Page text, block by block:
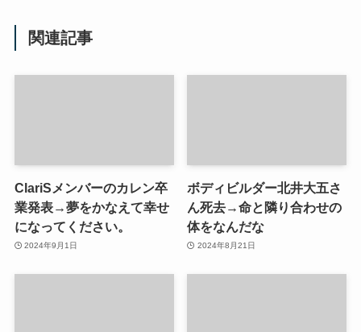
関連記事
ClariSメンバーのカレン卒
業発表→夢をかなえて幸せ
になってください。
2024年9月1日
ボディビルダー北井大五さ
ん死去→命と隣り合わせの
体をなんだな
2024年8月21日